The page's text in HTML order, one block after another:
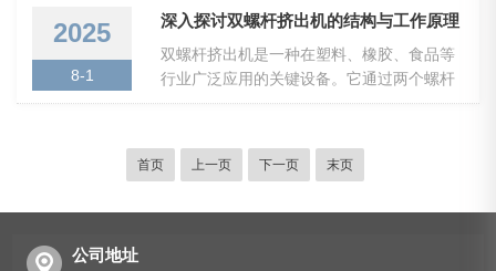
时，物料会被加热至接近熔融的状态，并通
过摩擦和剪切作用达到均匀的熔融状态。随
后，熔融后的物料进入后期挤出段，在该阶
段，螺杆继续对物料进行加热并...
性色母粒生产的关键。双螺杆色母造粒机的
主要功能：一、高效混合与分散：确保色彩
与性能的均匀性色母粒的品质，首要取决于
单螺杆不同，双螺杆（特别是同向旋转双螺
啮合，能不断刮擦机筒内壁和...
2025
8-1
深入探讨双螺杆挤出机的结构与工作原理
双螺杆挤出机是一种在塑料、橡胶、食品等
行业广泛应用的关键设备。它通过两个螺杆
同时旋转，将原料通过加热、剪切、混合等
加工的物质。由于其高效的混合和塑化能
力，在现代工业中具有重要的地位。一、基
首页 上一页 下一页 末页
公司地址